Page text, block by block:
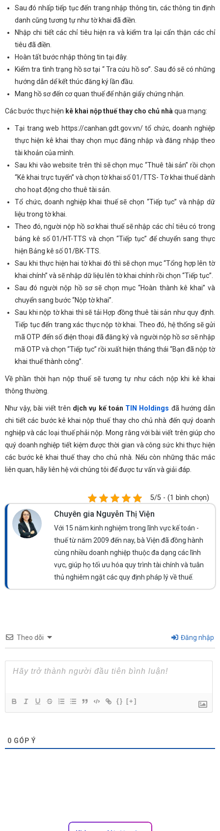
Sau đó nhấp tiếp tục đến trang nhập thông tin, các thông tin định
danh cũng tương tự như tờ khai đã điền.
Nhập chi tiết các chỉ tiêu hiện ra và kiểm tra lại cẩn thận các chỉ
tiêu đã điền.
Hoàn tất bước nhập thông tin tại đây.
Kiểm tra tình trạng hồ sơ tại “ Tra cứu hồ sơ”. Sau đó sẽ có những
hướng dẫn dể kết thúc đăng ký lần đầu.
Mang hồ sơ đến cơ quan thuế để nhận giấy chứng nhận.
Các bước thực hiện kê khai nộp thuế thay cho chủ nhà qua mạng:
Tại trang web https://canhan.gdt.gov.vn/ tổ chức, doanh nghiệp
thực hiện kê khai thay chọn mục đăng nhập và đăng nhập theo
tài khoản của mình.
Sau khi vào website trên thì sẽ chọn mục “Thuê tài sản” rồi chọn
“Kê khai trực tuyến” và chọn tờ khai số 01/TTS- Tờ khai thuế dành
cho hoạt động cho thuê tài sản.
Tổ chức, doanh nghiệp khai thuế sẽ chọn “Tiếp tục” và nhập dữ
liệu trong tờ khai.
Theo đó, người nộp hồ sơ khai thuế sẽ nhập các chỉ tiêu có trong
bảng kê số 01/HT-TTS và chọn “Tiếp tục” để chuyển sang thực
hiện Bảng kê số 01/BK-TTS.
Sau khi thực hiện hai tờ khai đó thì sẽ chọn mục “Tổng hợp lên tờ
khai chính” và sẽ nhập dữ liệu lên tờ khai chính rồi chọn “Tiếp tục”.
Sau đó người nộp hồ sơ sẽ chọn mục “Hoàn thành kê khai” và
chuyển sang bước “Nộp tờ khai”.
Sau khi nộp tờ khai thì sẽ tải Hợp đồng thuê tài sản như quy định.
Tiếp tục đến trang xác thực nộp tờ khai. Theo đó, hệ thống sẽ gửi
mã OTP đến số điện thoại đã đăng ký và người nộp hồ sơ sẽ nhập
mã OTP và chọn “Tiếp tục” rồi xuất hiện tháng thái “Bạn đã nộp tờ
khai thuế thành công”.
Về phần thời hạn nộp thuế sẽ tương tự như cách nộp khi kê khai
thông thường.
Như vậy, bài viết trên dịch vụ kế toán TIN Holdings đã hướng dẫn
chi tiết các bước kê khai nộp thuế thay cho chủ nhà đến quý doanh
nghiệp và các loại thuế phải nộp. Mong rằng với bài viết trên giúp cho
quý doanh nghiệp tiết kiệm được thời gian và công sức khi thực hiện
các bước kê khai thuế thay cho chủ nhà. Nếu còn những thắc mắc
liên quan, hãy liên hệ với chúng tôi để được tư vấn và giải đáp.
5/5 - (1 bình chọn)
Chuyên gia Nguyễn Thị Viện
Với 15 năm kinh nghiệm trong lĩnh vực kế toán -
thuế từ năm 2009 đến nay, bà Viện đã đồng hành
cùng nhiều doanh nghiệp thuộc đa dạng các lĩnh
vực, giúp họ tối ưu hóa quy trình tài chính và tuân
thủ nghiêm ngặt các quy định pháp lý về thuế.
Theo dõi Đăng nhập
{} [+]
0 GÓP Ý